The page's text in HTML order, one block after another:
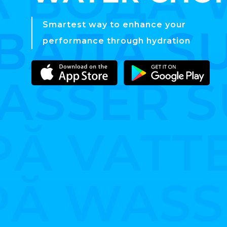
Smartest way to enhance your
performance through hydration
ВАДА
ВАДА
ВАДА
ВАДА
ВАДА
ВАДА